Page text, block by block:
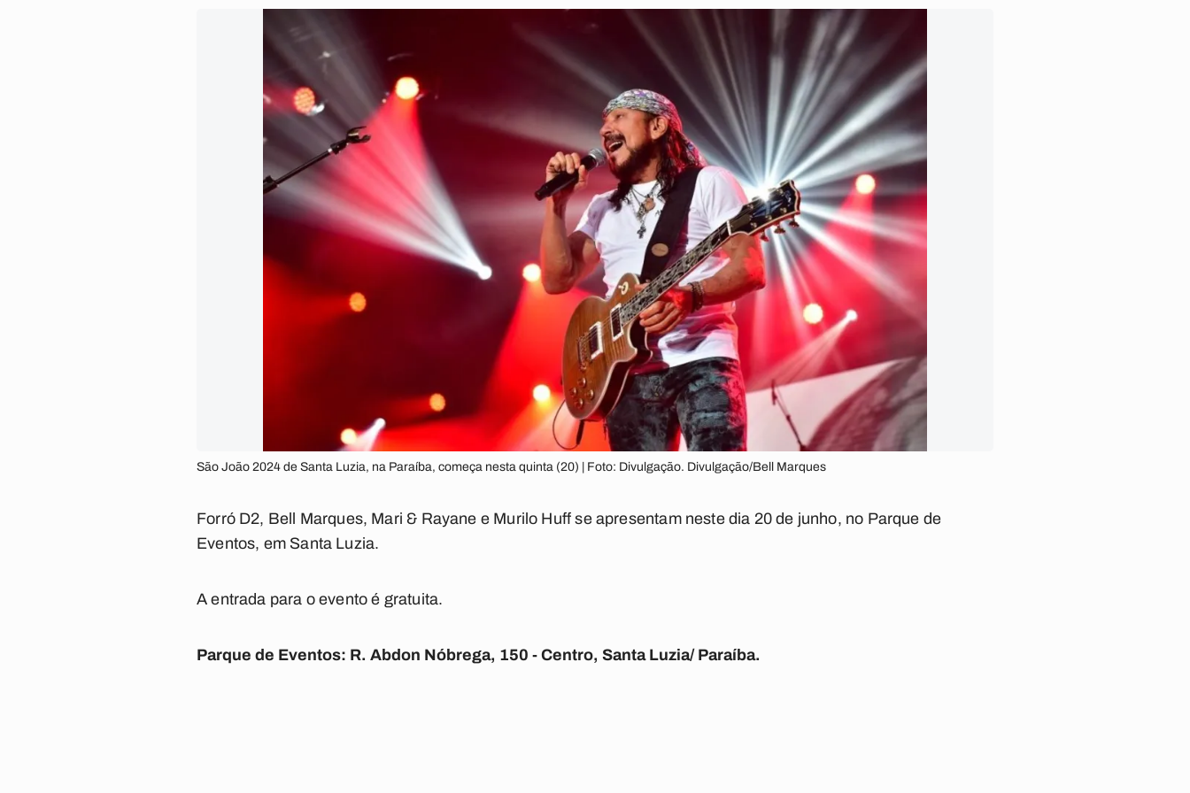
São João 2024 de Santa Luzia, na Paraíba, começa nesta quinta (20) | Foto: Divulgação. Divulgação/Bell Marques
Forró D2, Bell Marques, Mari & Rayane e Murilo Huff se apresentam neste dia 20 de junho, no Parque de
Eventos, em Santa Luzia.
A entrada para o evento é gratuita.
Parque de Eventos: R. Abdon Nóbrega, 150 - Centro, Santa Luzia/ Paraíba.